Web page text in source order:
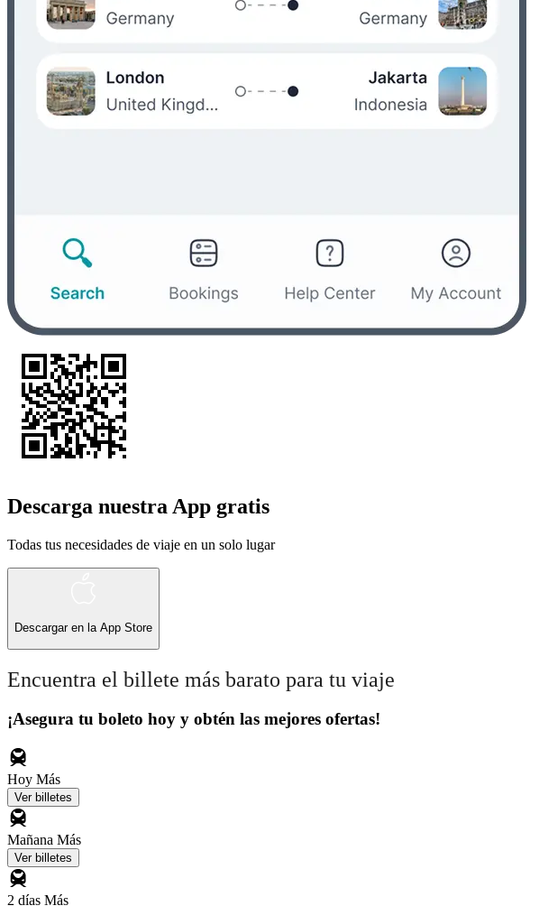
Descarga nuestra App gratis
Todas tus necesidades de viaje en un solo lugar
Descargar en la App Store
Encuentra el billete más barato para tu viaje
¡Asegura tu boleto hoy y obtén las mejores ofertas!
Hoy Más
Ver billetes
Mañana Más
Ver billetes
2 días Más